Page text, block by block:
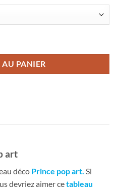
PANIER
art
déco Prince pop art. Si
devriez aimer cetableau